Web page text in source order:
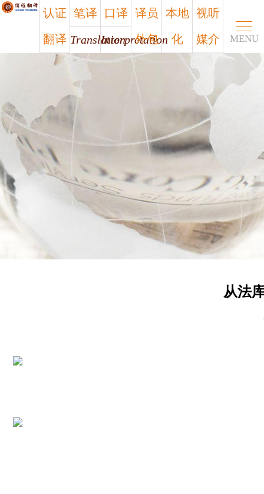
认证
翻译
Certified
翻译
笔译
Translation
笔译
口译
Interpretation
口译
译员
外包
Outsourcing
外包
本地
化
Localization
视听
媒介
Media
视听
媒介
MENU
从法